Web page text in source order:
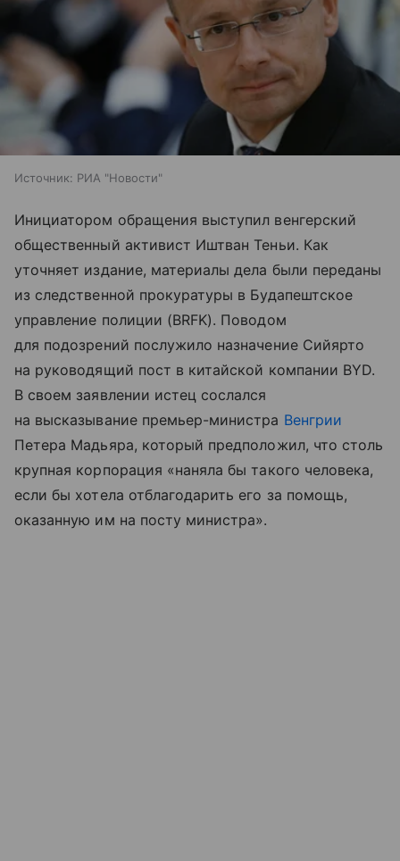
Источник: РИА "Новости"
Инициатором обращения выступил венгерский
общественный активист Иштван Теньи. Как
уточняет издание, материалы дела были переданы
из следственной прокуратуры в Будапештское
управление полиции (BRFK). Поводом
для подозрений послужило назначение Сийярто
на руководящий пост в китайской компании BYD.
В своем заявлении истец сослался
на высказывание премьер-министра Венгрии
Петера Мадьяра, который предположил, что столь
крупная корпорация «наняла бы такого человека,
если бы хотела отблагодарить его за помощь,
оказанную им на посту министра».